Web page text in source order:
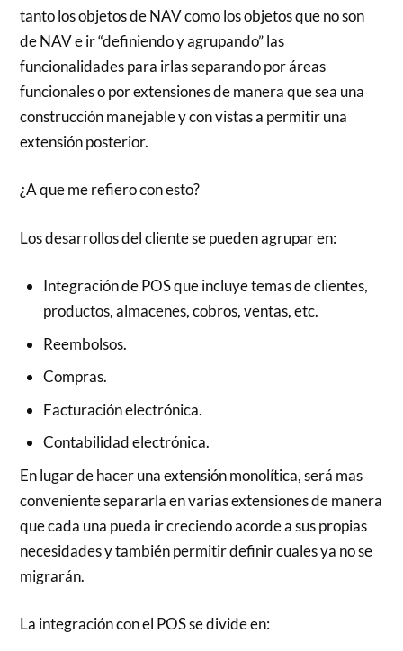
tanto los objetos de NAV como los objetos que no son
de NAV e ir “definiendo y agrupando” las
funcionalidades para irlas separando por áreas
funcionales o por extensiones de manera que sea una
construcción manejable y con vistas a permitir una
extensión posterior.
¿A que me refiero con esto?
Los desarrollos del cliente se pueden agrupar en:
Integración de POS que incluye temas de clientes,
productos, almacenes, cobros, ventas, etc.
Reembolsos.
Compras.
Facturación electrónica.
Contabilidad electrónica.
En lugar de hacer una extensión monolítica, será mas
conveniente separarla en varias extensiones de manera
que cada una pueda ir creciendo acorde a sus propias
necesidades y también permitir definir cuales ya no se
migrarán.
La integración con el POS se divide en: